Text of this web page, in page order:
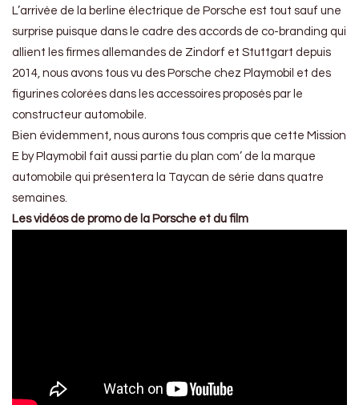
L’arrivée de la berline électrique de Porsche est tout sauf une
surprise puisque dans le cadre des accords de co-branding qui
allient les firmes allemandes de Zindorf et Stuttgart depuis
2014, nous avons tous vu des Porsche chez Playmobil et des
figurines colorées dans les accessoires proposés par le
constructeur automobile.
Bien évidemment, nous aurons tous compris que cette Mission
E by Playmobil fait aussi partie du plan com’ de la marque
automobile qui présentera la Taycan de série dans quatre
semaines.
Les vidéos de promo de la Porsche et du film